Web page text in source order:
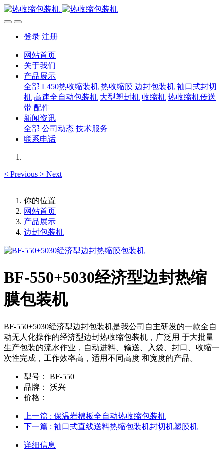
登录 注册
网站首页
关于我们
产品展示
全部 L450热收缩装机 热收缩膜 边封包装机 袖口式封切
机 高速全自动包装机 大型塑封机 收缩机 热收缩机传送
带 配件
新闻资讯
全部 公司动态 技术服务
联系电话
< Previous > Next
你的位置
网站首页
产品展示
边封包装机
BF-550+5030经济型边封热缩
膜包装机
BF-550+5030经济型边封包装机是我公司自主研发的一款全自
动无人化操作的经济型边封热收缩包装机，广泛用 于大批量
生产包装的流水作业，自动进料、输送、入袋、封口、收缩一
次性完成，工作效率高，适用不同高度 和宽度的产品。
型号：
BF-550
品牌：
沃兴
价格：
上一篇 : 保温岩棉板全自动热收缩包装机
下一篇 : 袖口式直线送料热缩包装机封切机塑膜机
详细信息